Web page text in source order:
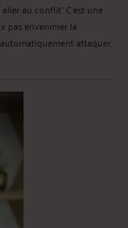
au conflit” C’est une
pas envenimer la
attaquer,